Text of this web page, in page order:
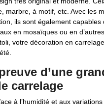
marbre, à motif, etc. Avec les
ils sont également capables
en mosaïques ou en
votre décoration en
d’une
carrelage
à l’humidité et aux